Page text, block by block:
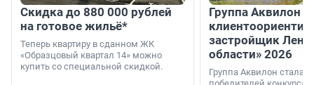
Скидка до 880 000 рублей
на готовое жильё*
Теперь квартиру в сданном ЖК
«Образцовый квартал 14» можно
купить со специальной скидкой.
Группа Аквилон
застройщик
области» 2026
Группа Аквилон стала